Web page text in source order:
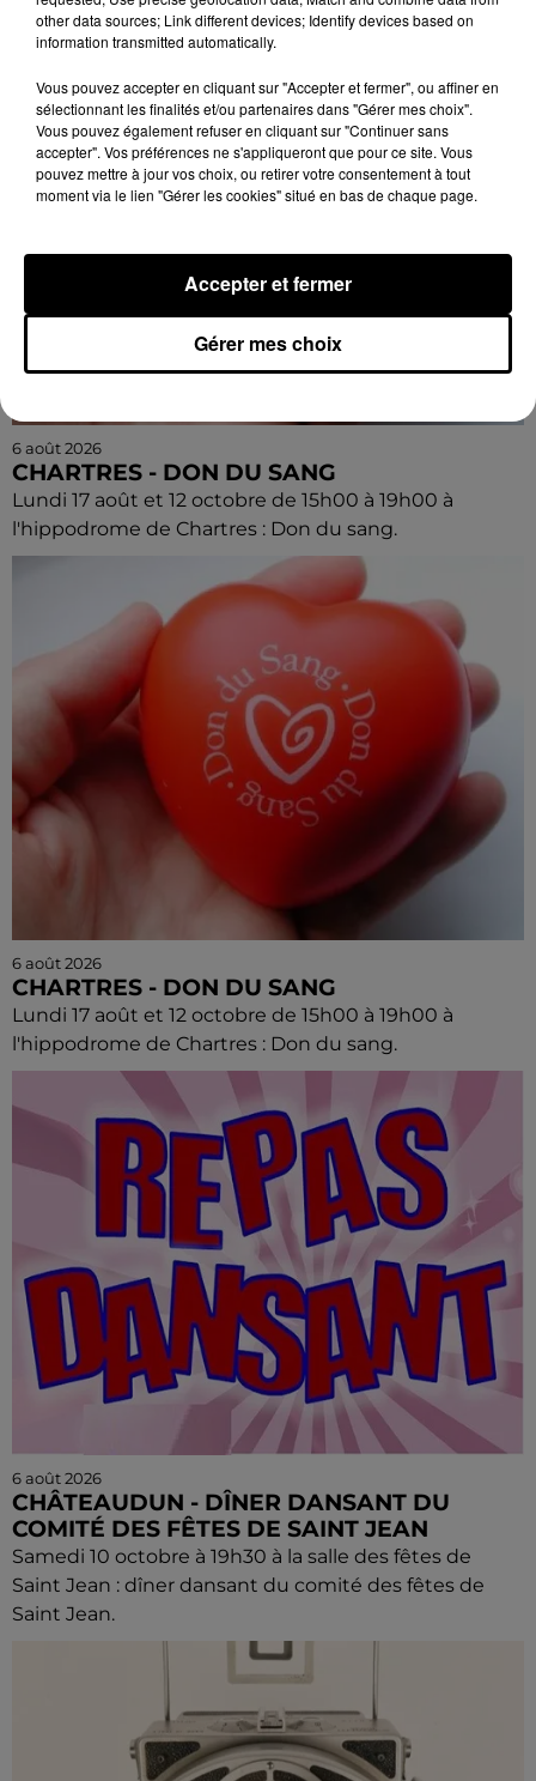
la Bernache.
6 août 2026
CHARTRES - DON DU SANG
Lundi 17 août et 12 octobre de 15h00 à 19h00 à
l'hippodrome de Chartres : Don du sang.
6 août 2026
CHARTRES - DON DU SANG
Lundi 17 août et 12 octobre de 15h00 à 19h00 à
l'hippodrome de Chartres : Don du sang.
6 août 2026
CHÂTEAUDUN - DÎNER DANSANT DU
COMITÉ DES FÊTES DE SAINT JEAN
Samedi 10 octobre à 19h30 à la salle des fêtes de
Saint Jean : dîner dansant du comité des fêtes de
Saint Jean.
other data sources; Link different devices; Identify devices based on
information transmitted automatically.
Vous pouvez accepter en cliquant sur "Accepter et fermer", ou affiner en
sélectionnant les finalités et/ou partenaires dans "Gérer mes choix".
Vous pouvez également refuser en cliquant sur "Continuer sans
accepter". Vos préférences ne s'appliqueront que pour ce site. Vous
pouvez mettre à jour vos choix, ou retirer votre consentement à tout
moment via le lien "Gérer les cookies" situé en bas de chaque page.
Gérer mes choix
Accepter et fermer